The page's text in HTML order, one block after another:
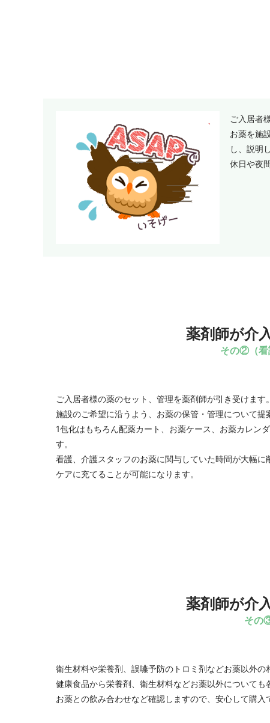
ご入居者
お薬を施
し、説明
休日や夜
薬剤師が介
その②（看
ご入居者様の薬のセット、管理を薬剤師が引き受けます。
施設のご希望に沿うよう、お薬の保管・管理について提
1包化はもちろん配薬カート、お薬ケース、お薬カレン
す。
看護、介護スタッフのお薬に関与していた時間が大幅
ケアに充てることが可能になります。
薬剤師が介
その
衛生材料や栄養剤、誤嚥予防のトロミ剤などお薬以外の
健康食品から栄養剤、衛生材料などお薬以外についても
お薬との飲み合わせなど確認しますので、安心して購入